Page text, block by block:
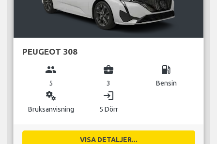
PEUGEOT 308
group
5
business_center
3
local_gas_station
Bensin
miscellaneous_services
Bruksanvisning
login
5 Dörr
VISA DETALJER...